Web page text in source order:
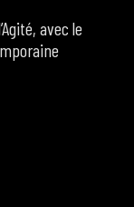
avec le